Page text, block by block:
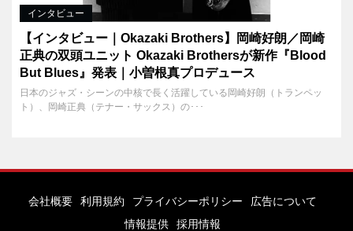
インタビュー
【インタビュー｜Okazaki Brothers】岡崎好朗／岡崎
正典の双頭ユニット Okazaki Brothersが新作『Blood
But Blues』発表｜小曽根真プロデュース
日本のジャズ・シーンの中核で長く活躍している岡崎好朗（トランペッ
ト）、岡崎正典（テナー・サックス）の･･･
会社概要 利用規約 プライバシーポリシー
広告について
情報提供
採用情報